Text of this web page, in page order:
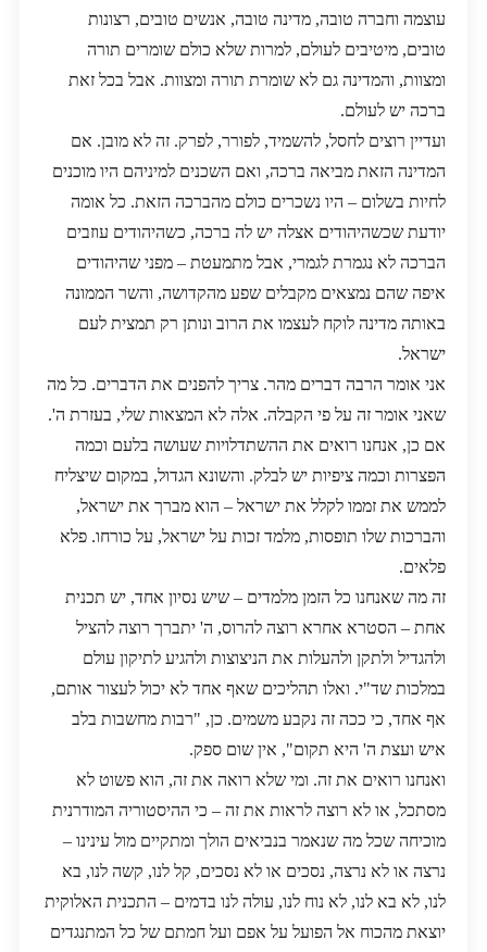
עוצמה וחברה טובה, מדינה טובה, אנשים טובים, רצונות
טובים, מיטיבים לעולם, למרות שלא כולם שומרים תורה
ומצוות, והמדינה גם לא שומרת תורה ומצוות. אבל בכל זאת
ברכה יש לעולם.
ועדיין רוצים לחסל, להשמיד, לפורר, לפרק. זה לא מובן. אם
המדינה הזאת מביאה ברכה, ואם השכנים למיניהם היו מוכנים
לחיות בשלום – היו נשכרים כולם מהברכה הזאת. כל אומה
יודעת שכשהיהודים אצלה יש לה ברכה, כשהיהודים עוזבים
הברכה לא נגמרת לגמרי, אבל מתמעטת – מפני שהיהודים
איפה שהם נמצאים מקבלים שפע מהקדושה, והשר הממונה
באותה מדינה לוקח לעצמו את הרוב ונותן רק תמצית לעם
ישראל.
אני אומר הרבה דברים מהר. צריך להפנים את הדברים. כל מה
שאני אומר זה על פי הקבלה. אלה לא המצאות שלי, בעזרת ה'.
אם כן, אנחנו רואים את ההשתדלויות שעושה בלעם וכמה
הפצרות וכמה ציפיות יש לבלק. והשונא הגדול, במקום שיצליח
לממש את זממו לקלל את ישראל – הוא מברך את ישראל,
והברכות שלו תופסות, מלמד זכות על ישראל, על כורחו. פלא
פלאים.
זה מה שאנחנו כל הזמן מלמדים – שיש נסיון אחד, יש תכנית
אחת – הסטרא אחרא רוצה להרוס, ה' יתברך רוצה להציל
ולהגדיל ולתקן ולהעלות את הניצוצות ולהגיע לתיקון עולם
במלכות שד"י. ואלו תהליכים שאף אחד לא יכול לעצור אותם,
אף אחד, כי ככה זה נקבע משמים. כן, "רבות מחשבות בלב
איש ועצת ה' היא תקום", אין שום ספק.
ואנחנו רואים את זה. ומי שלא רואה את זה, הוא פשוט לא
מסתכל, או לא רוצה לראות את זה – כי ההיסטוריה המודרנית
מוכיחה שכל מה שנאמר בנביאים הולך ומתקיים מול עינינו –
נרצה או לא נרצה, נסכים או לא נסכים, קל לנו, קשה לנו, בא
לנו, לא בא לנו, לא נוח לנו, עולה לנו בדמים – התכנית האלוקית
יוצאת מהכוח אל הפועל על אפם ועל חמתם של כל המתנגדים